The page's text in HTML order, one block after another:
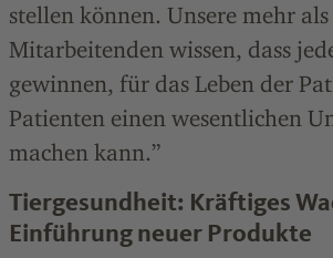
stellen können. Unsere mehr
Mitarbeitenden wissen, dass
gewinnen, für das Leben der
Patienten einen wesentlichen
machen kann.”
Tiergesundheit: Kräftiges
Einführung neuer Produkte